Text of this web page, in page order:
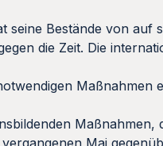
seine Bestände von auf
die Zeit. Die
Maßnahmen
Maßnahmen,